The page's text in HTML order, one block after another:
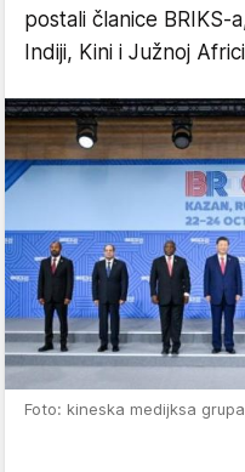
postali članice BRIKS-
Indiji, Kini i Južnoj
Foto: kineska medijksa grupa